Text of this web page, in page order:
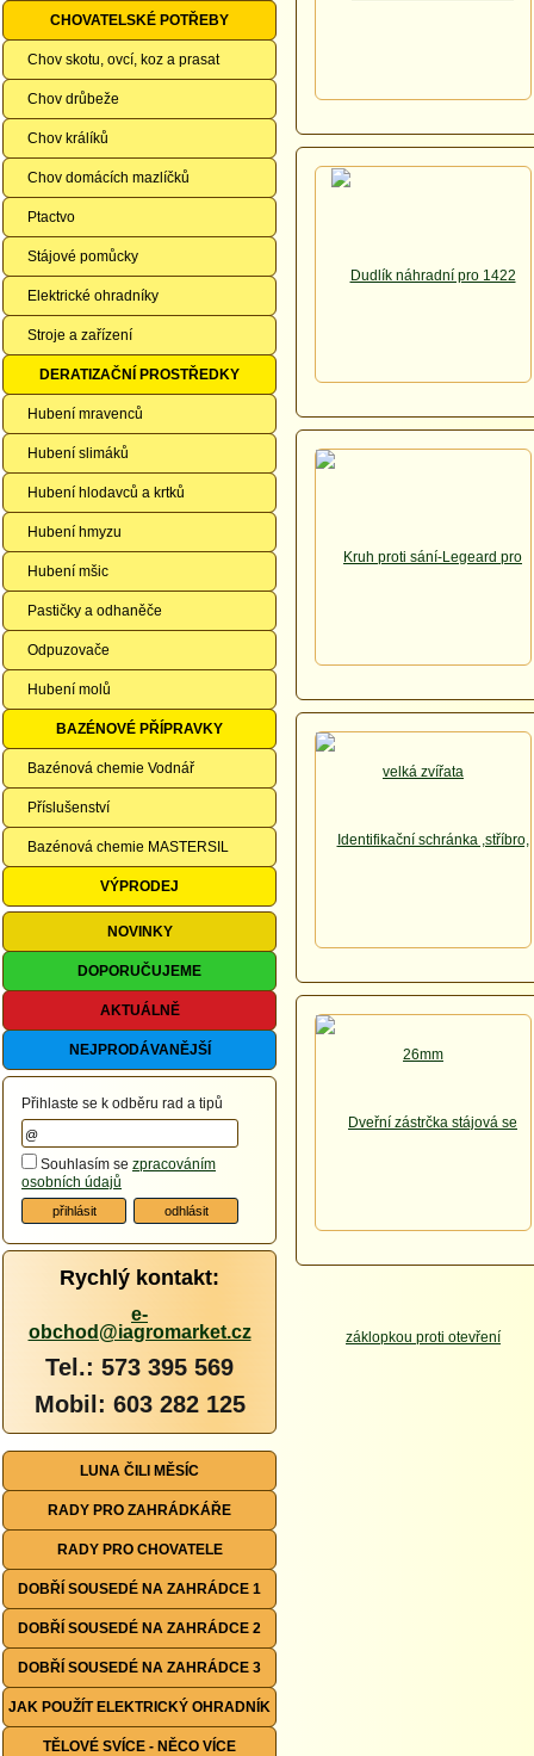
CHOVATELSKÉ POTŘEBY
Chov skotu, ovcí, koz a prasat
Chov drůbeže
Chov králíků
Chov domácích mazlíčků
Ptactvo
Stájové pomůcky
Elektrické ohradníky
Stroje a zařízení
DERATIZAČNÍ PROSTŘEDKY
Hubení mravenců
Hubení slimáků
Hubení hlodavců a krtků
Hubení hmyzu
Hubení mšic
Pastičky a odhaněče
Odpuzovače
Hubení molů
BAZÉNOVÉ PŘÍPRAVKY
Bazénová chemie Vodnář
Příslušenství
Bazénová chemie MASTERSIL
VÝPRODEJ
NOVINKY
DOPORUČUJEME
AKTUÁLNĚ
NEJPRODÁVANĚJŠÍ
Přihlaste se k odběru rad a tipů
Souhlasím se zpracováním
osobních údajů
Rychlý kontakt:
e-
obchod@iagromarket.cz
Tel.: 573 395 569
Mobil: 603 282 125
LUNA ČILI MĚSÍC
RADY PRO ZAHRÁDKÁŘE
RADY PRO CHOVATELE
DOBŘÍ SOUSEDÉ NA ZAHRÁDCE 1
DOBŘÍ SOUSEDÉ NA ZAHRÁDCE 2
DOBŘÍ SOUSEDÉ NA ZAHRÁDCE 3
JAK POUŽÍT ELEKTRICKÝ OHRADNÍK
TĚLOVÉ SVÍCE - NĚCO VÍCE